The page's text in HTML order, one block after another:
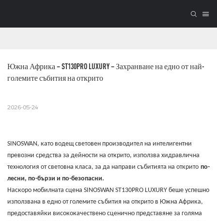
Южна Африка – ST130PRO LUXURY – Захранване на едно от най-
големите събития на открито
2026-05-24
SINOSWAN, като водещ световен производител на интелигентни
превозни средства за дейности на открито, използва хидравлична
технология от световна класа, за да направи събитията на открито по-
лесни, по-бързи и по-безопасни.
Наскоро мобилната сцена SINOSWAN ST130PRO LUXURY беше успешно
използвана в едно от големите събития на открито в Южна Африка,
предоставяйки висококачествено сценично представяне за голяма